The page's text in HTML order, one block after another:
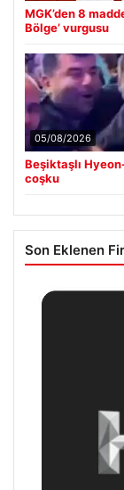
MGK’den 8
Bölge’ vurgusu
05/08/2026
Beşiktaşlı
coşku
Son Eklenen